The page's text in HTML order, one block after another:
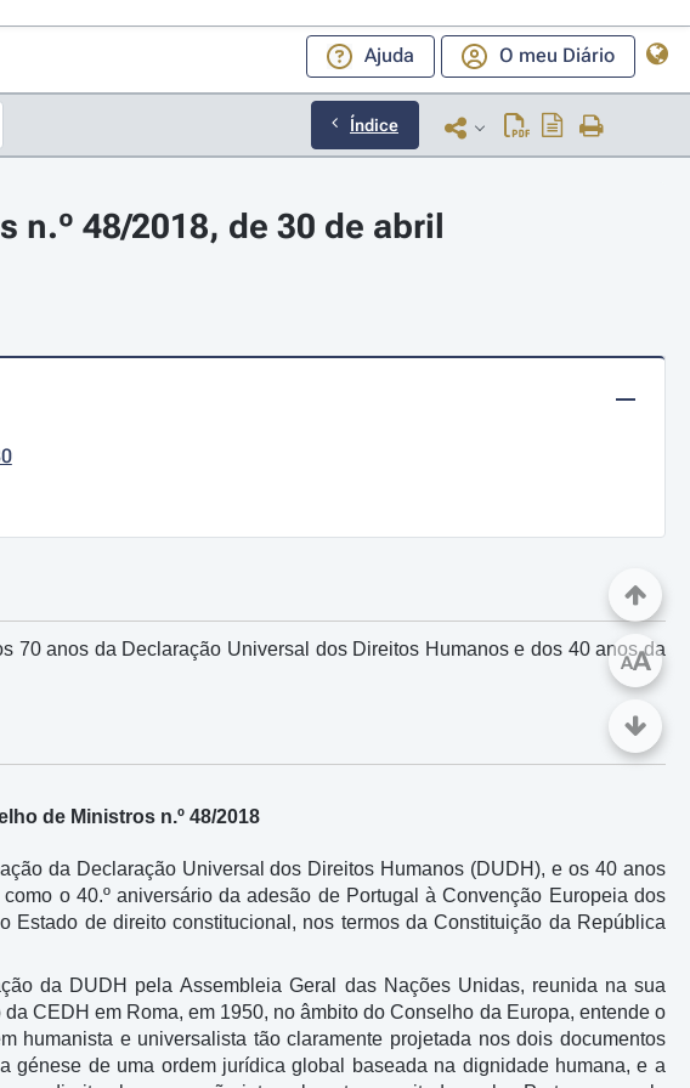
Ajuda O meu Diário
Índice
n.º 48/2018, de 30 de abril
70 anos da Declaração Universal dos Direitos Humanos e dos 40 anos da
de Ministros n.º 48/2018
da Declaração Universal dos Direitos Humanos (DUDH), e os 40 anos
o 40.º aniversário da adesão de Portugal à Convenção Europeia dos
de direito constitucional, nos termos da Constituição da República
da DUDH pela Assembleia Geral das Nações Unidas, reunida na sua
CEDH em Roma, em 1950, no âmbito do Conselho da Europa, entende o
humanista e universalista tão claramente projetada nos dois documentos
génese de uma ordem jurídica global baseada na dignidade humana, e a
AA